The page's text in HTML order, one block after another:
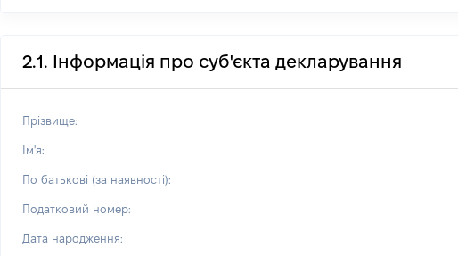
2.1. Інформація про суб'єкта декларування
Прізвище:
Ім'я:
По батькові (за наявності):
Податковий номер:
Дата народження: